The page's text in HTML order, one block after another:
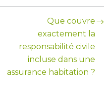
Que couvre
exactement la
responsabilité civile
incluse dans une
assurance habitation ?